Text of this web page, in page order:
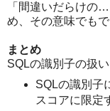
「間違いだらけの
め、その意味でも
まとめ
SQLの識別子の扱
SQLの識別子
スコアに限定